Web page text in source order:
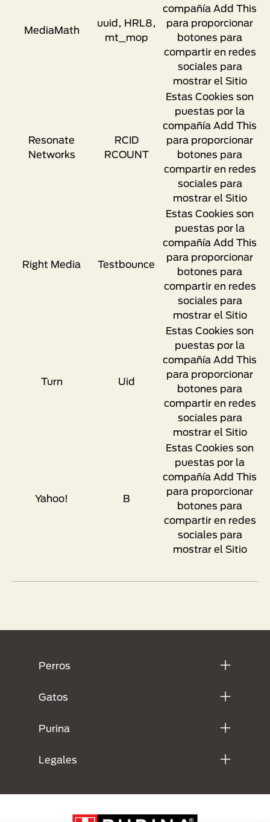
MediaMath
uuid, HRL8,
mt_mop
compañía Add This
para proporcionar
botones para
compartir en redes
sociales para
mostrar el Sitio
Resonate
Networks
RCID
RCOUNT
Estas Cookies son
puestas por la
compañía Add This
para proporcionar
botones para
compartir en redes
sociales para
mostrar el Sitio
Right Media Testbounce
Estas Cookies son
puestas por la
compañía Add This
para proporcionar
botones para
compartir en redes
sociales para
mostrar el Sitio
Turn Uid
Estas Cookies son
puestas por la
compañía Add This
para proporcionar
botones para
compartir en redes
sociales para
mostrar el Sitio
Yahoo! B
Estas Cookies son
puestas por la
compañía Add This
para proporcionar
botones para
compartir en redes
sociales para
mostrar el Sitio
Perros
Gatos
Purina
Legales